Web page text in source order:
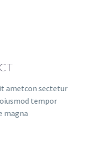
ametcon sectetur
tempor
magna